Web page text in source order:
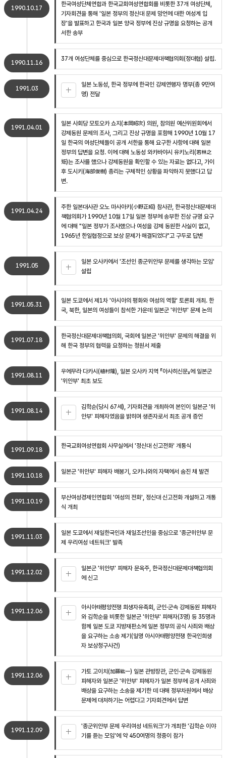
1990.10.17
한국여성단체연합과 한국교회여성연합회를 비롯한 37개 여성단체,
기자회견을 통해 '일본 정부의 정신대 문제 망언에 대한 여성계 입
장'을 발표하고 한국과 일본 양국 정부에 진상 규명을 요청하는 공개
서한 송부
1990.11.16
37개 여성단체를 중심으로 한국정신대문제대책협의회(정대협) 설립.
1991.03
일본 노동성, 한국 정부에 한국인 강제연행자 명부(총 9만여
명) 전달
1991.04.01
일본 사회당 모토오카 쇼지(本岡昭次) 의원, 참의원 예산위원회에서
강제동원 문제의 조사, 그리고 진상 규명을 포함해 1990년 10월 17
일 한국의 여성단체들이 공개 서한을 통해 요구한 사항에 대해 일본
정부의 답변을 요청. 이에 대해 노동성 와카바야시 유키노리(若林之
矩)는 조사를 했으나 강제동원을 확인할 수 있는 자료는 없다고, 가이
후 도시키(海部俊樹) 총리는 구체적인 상황을 파악하지 못했다고 답
변.
1991.04.24
주한 일본대사관 오노 마사아키(小野正昭) 참사관, 한국정신대문제대
책협의회가 1990년 10월 17일 일본 정부에 송부한 진상 규명 요구
에 대해 "일본 정부가 조사했으나 여성을 강제 동원한 사실이 없고,
1965년 한일협정으로 보상 문제가 해결되었다"고 구두로 답변
1991.05
일본 오사카에서 '조선인 종군위안부 문제를 생각하는 모임'
설립
1991.05.31
일본 도쿄에서 제1차 '아시아의 평화와 여성의 역할' 토론회 개최. 한
국, 북한, 일본의 여성들이 참석한 가운데 일본군 '위안부' 문제 논의
1991.07.18
한국정신대문제대책협의회, 국회에 일본군 '위안부' 문제의 해결을 위
해 한국 정부의 협력을 요청하는 청원서 제출
1991.08.11
우에무라 다카시(植村隆), 일본 오사카 지역 『아사히신문』에 일본군
'위안부' 최초 보도
1991.08.14
김학순(당시 67세), 기자회견을 개최하여 본인이 일본군 '위
안부' 피해자였음을 밝히며 생존자로서 최초 공개 증언
1991.09.18
한국교회여성연합회 사무실에서 '정신대 신고전화' 개통식
1991.10.18
일본군 '위안부' 피해자 배봉기, 오키나와의 자택에서 숨진 채 발견
1991.10.19
부산여성경제인연합회 '여성의 전화', 정신대 신고전화 개설하고 개통
식 개최
1991.11.03
일본 도쿄에서 재일한국인과 재일조선인을 중심으로 '종군위안부 문
제 우리여성 네트워크' 발족
1991.12.02
일본군 '위안부' 피해자 문옥주, 한국정신대문제대책협의회
에 신고
1991.12.06
아시아태평양전쟁 희생자유족회, 군인·군속 강제동원 피해자
와 김학순을 비롯한 일본군 '위안부' 피해자(3명) 등 35명과
함께 일본 도쿄 지방재판소에 일본 정부의 공식 사죄와 배상
을 요구하는 소송 제기(일명 아시아태평양전쟁 한국인희생
자 보상청구사건)
1991.12.06
가토 고이치(加藤紘一) 일본 관방장관, 군인·군속 강제동원
피해자와 일본군 '위안부' 피해자가 일본 정부에 공개 사죄와
배상을 요구하는 소송을 제기한 데 대해 정부차원에서 배상
문제에 대처하기는 어렵다고 기자회견에서 답변
1991.12.09
'종군위안부 문제 우리여성 네트워크'가 개최한 '김학순 이야
기를 듣는 모임'에 약 450여명의 청중이 참가